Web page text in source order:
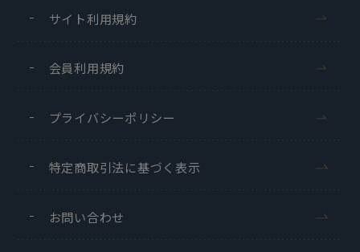
サイト利用規約
会員利用規約
プライバシーポリシー
特定商取引法に基づく表示
お問い合わせ